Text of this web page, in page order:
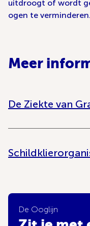
uitdroogt of wordt
ogen te verminderen.
Meer
De Ziekte van
De Ooglijn